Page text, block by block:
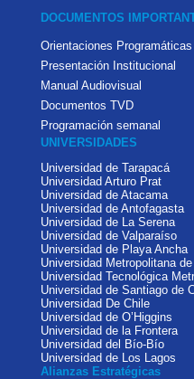
DOCUMENTOS
Orientaciones Programáticas
Presentación Institucional
Manual Audiovisual
Documentos TVD
Programación semanal
UNIVERSIDADES
Universidad de Tarapacá
Universidad Arturo Prat
Universidad de Atacama
Universidad de Antofagasta
Universidad de La Serena
Universidad de Valparaíso
Universidad de Playa Ancha
Universidad Metropolitana
Universidad Tecnológica
Universidad de Santiago de
Universidad De Chile
Universidad de O’Higgins
Universidad de la Frontera
Universidad del Bío-Bío
Universidad de Los Lagos
Alianzas Estratégicas